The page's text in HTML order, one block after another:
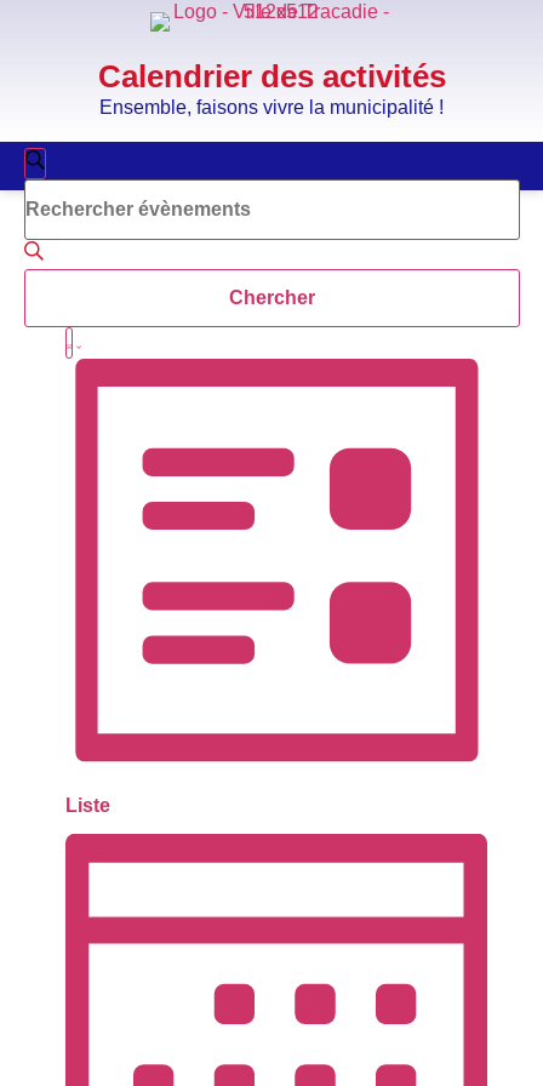
Calendrier des activités
Ensemble, faisons vivre la municipalité !
Recherche
et
navigation
vues
Évènements
Recherche
Saisir
mot-
Rechercher
Évènements
clé.
Chercher
de
Évènement
Liste
Liste